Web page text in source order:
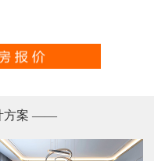
方案 ——